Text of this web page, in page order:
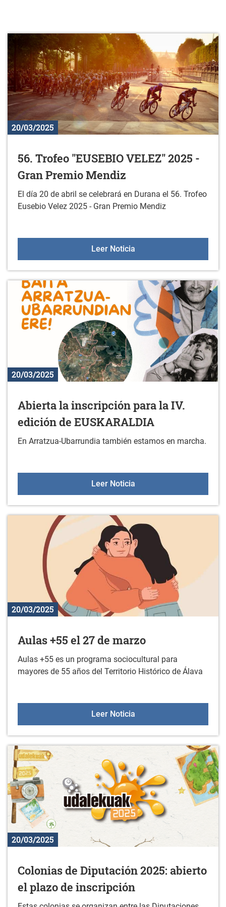
20/03/2025
56. Trofeo "EUSEBIO VELEZ" 2025 -
Gran Premio Mendiz
El día 20 de abril se celebrará en Durana el 56. Trofeo
Eusebio Velez 2025 - Gran Premio Mendiz
Leer Noticia56. Trofeo "EUSEBIO
20/03/2025
Abierta la inscripción para la IV.
edición de EUSKARALDIA
En Arratzua-Ubarrundia también estamos en marcha.
Leer NoticiaAbierta la inscripción
20/03/2025
Aulas +55 el 27 de marzo
Aulas +55 es un programa sociocultural para
mayores de 55 años del Territorio Histórico de Álava
Leer NoticiaAulas +55 el 27 de
20/03/2025
Colonias de Diputación 2025: abierto
el plazo de inscripción